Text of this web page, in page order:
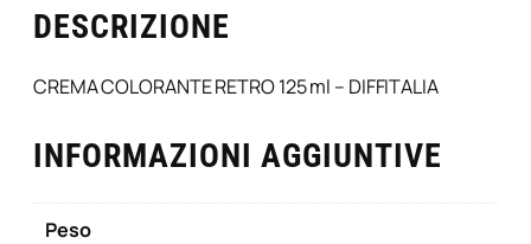
DESCRIZIONE
CREMA COLORANTE RETRO 125 ml – DIFFITALIA
INFORMAZIONI AGGIUNTIVE
Peso